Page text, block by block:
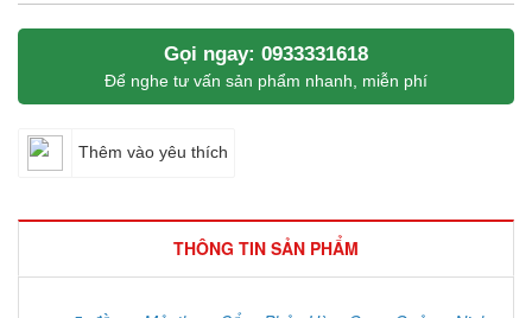
Gọi ngay: 0933331618
Để nghe tư vấn sản phẩm nhanh, miễn phí
Thêm vào yêu thích
THÔNG TIN SẢN PHẨM